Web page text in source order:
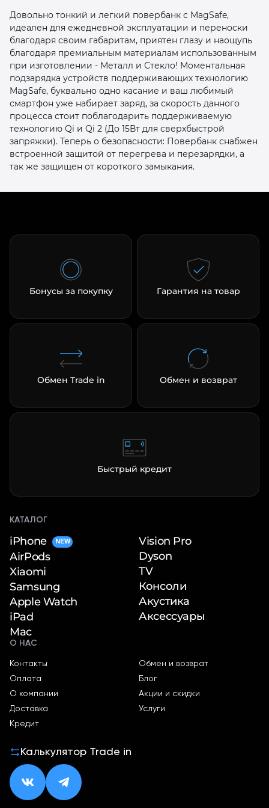
Довольно тонкий и легкий повербанк с MagSafe,
идеален для ежедневной эксплуатации и переноски
благодаря своим габаритам, приятен глазу и наощупь
благодаря премиальным материалам использованным
при изготовлении - Металл и Стекло! Моментальная
подзарядка устройств поддерживающих технологию
MagSafe, буквально одно касание и ваш любимый
смартфон уже набирает заряд, за скорость данного
процесса стоит поблагодарить поддерживаемую
технологию Qi и Qi 2 (До 15Вт для сверхбыстрой
запряжки). Теперь о безопасности: Повербанк снабжен
встроенной защитой от перегрева и перезарядки, а
так же защищен от короткого замыкания.
Бонусы за покупку Гарантия на товар
Обмен Trade in Обмен и возврат
Быстрый кредит
КАТАЛОГ
iPhone NEW
AirPods
Xiaomi
Samsung
Apple Watch
iPad
Mac
Vision Pro
Dyson
TV
Консоли
Акустика
Аксессуары
О НАС
Контакты
Оплата
О компании
Доставка
Кредит
Обмен и возврат
Блог
Акции и скидки
Услуги
Калькулятор Trade in
раз в 2 недели